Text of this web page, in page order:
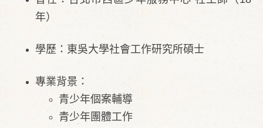
年）
學歷：東吳大學社會工作研究所碩士
專業背景：
​青少年個案輔導
青少年團體工作